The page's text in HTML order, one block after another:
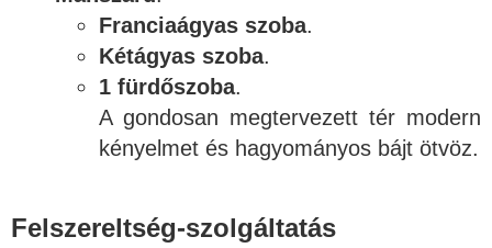
Franciaágyas szoba.
Kétágyas szoba.
1 fürdőszoba.
A gondosan megtervezett tér modern
kényelmet és hagyományos bájt ötvöz.
Felszereltség-szolgáltatás